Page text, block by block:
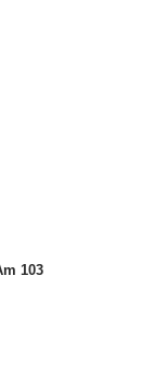
103